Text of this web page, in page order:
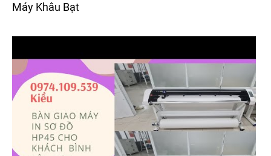
Máy Khâu Bạt